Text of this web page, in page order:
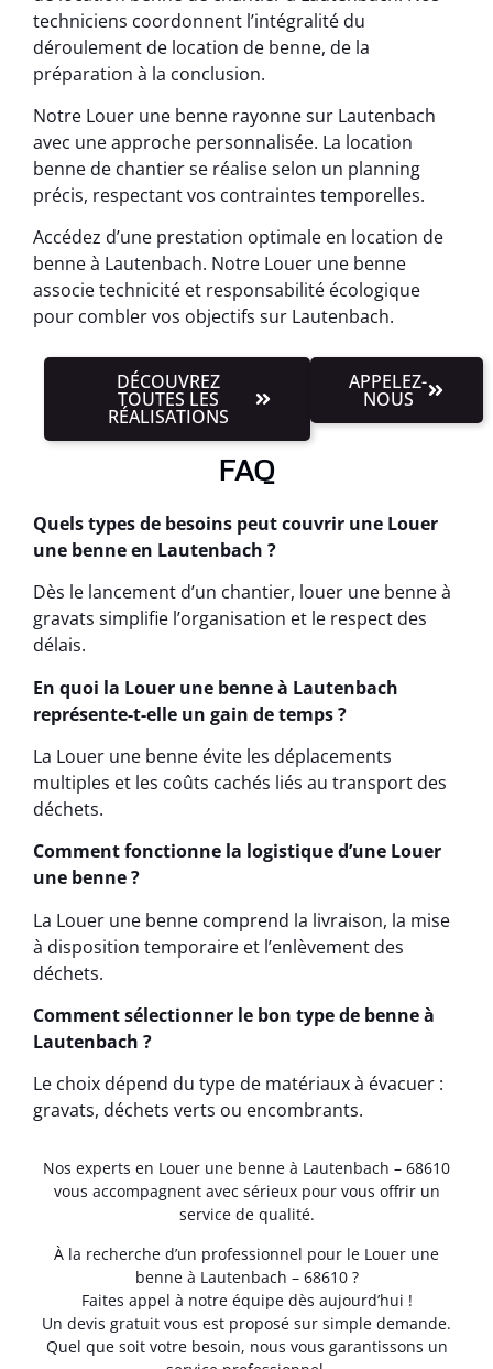
techniciens coordonnent l’intégralité du
déroulement de location de benne, de la
préparation à la conclusion.
Notre Louer une benne rayonne sur Lautenbach
avec une approche personnalisée. La location
benne de chantier se réalise selon un planning
précis, respectant vos contraintes temporelles.
Accédez d’une prestation optimale en location de
benne à Lautenbach. Notre Louer une benne
associe technicité et responsabilité écologique
pour combler vos objectifs sur Lautenbach.
DÉCOUVREZ
TOUTES LES
RÉALISATIONS
APPELEZ-
NOUS
FAQ
Quels types de besoins peut couvrir une Louer
une benne en Lautenbach ?
Dès le lancement d’un chantier, louer une benne à
gravats simplifie l’organisation et le respect des
délais.
En quoi la Louer une benne à Lautenbach
représente-t-elle un gain de temps ?
La Louer une benne évite les déplacements
multiples et les coûts cachés liés au transport des
déchets.
Comment fonctionne la logistique d’une Louer
une benne ?
La Louer une benne comprend la livraison, la mise
à disposition temporaire et l’enlèvement des
déchets.
Comment sélectionner le bon type de benne à
Lautenbach ?
Le choix dépend du type de matériaux à évacuer :
gravats, déchets verts ou encombrants.
Nos experts en Louer une benne à Lautenbach – 68610
vous accompagnent avec sérieux pour vous offrir un
service de qualité.
À la recherche d’un professionnel pour le Louer une
benne à Lautenbach – 68610 ?
Faites appel à notre équipe dès aujourd’hui !
Un devis gratuit vous est proposé sur simple demande.
Quel que soit votre besoin, nous vous garantissons un